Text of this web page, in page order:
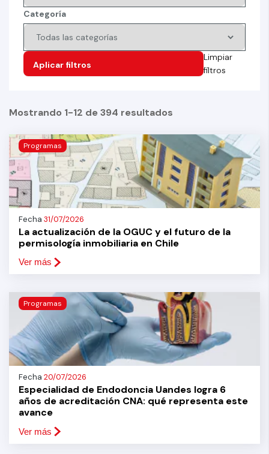
Categoría
Limpiar
filtros
Mostrando 1-12 de 394 resultados
Programas
Fecha 31/07/2026
La actualización de la OGUC y el futuro de la
permisología inmobiliaria en Chile
Ver más
Programas
Fecha 20/07/2026
Especialidad de Endodoncia Uandes logra 6
años de acreditación CNA: qué representa este
avance
Ver más